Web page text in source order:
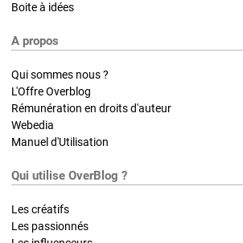
Boite à idées
A propos
Qui sommes nous ?
L'Offre Overblog
Rémunération en droits d'auteur
Webedia
Manuel d'Utilisation
Qui utilise OverBlog ?
Les créatifs
Les passionnés